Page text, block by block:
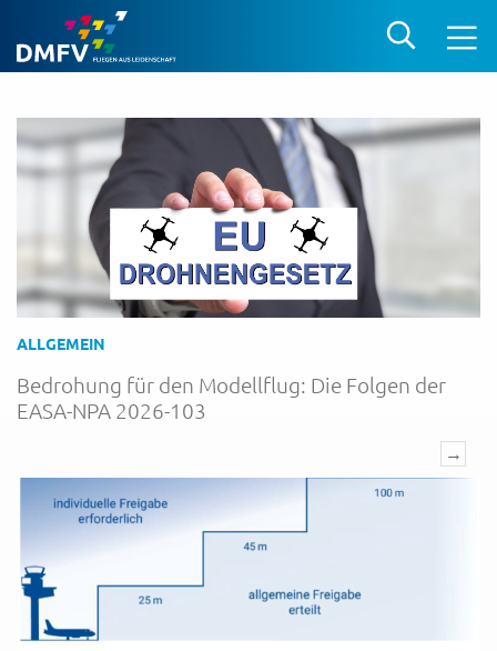
ALLGEMEIN
Bedrohung für den Modellflug: Die Folgen der
EASA-NPA 2026-103
→